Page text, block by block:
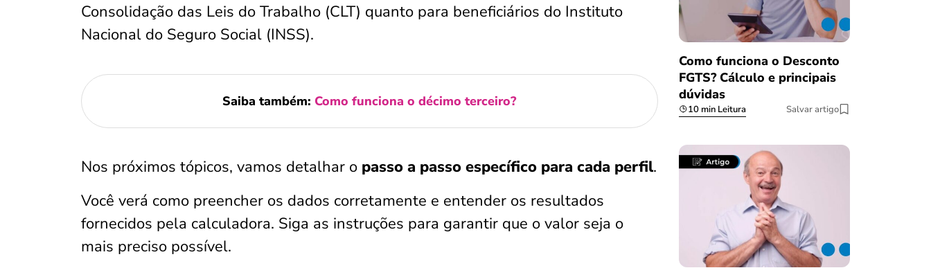
Consolidação das Leis do Trabalho (CLT) quanto para beneficiários do Instituto
Nacional do Seguro Social (INSS).
Saiba também: Como funciona o décimo terceiro?
Nos próximos tópicos, vamos detalhar o passo a passo específico para cada perfil.
Você verá como preencher os dados corretamente e entender os resultados
fornecidos pela calculadora. Siga as instruções para garantir que o valor seja o
mais preciso possível.
Como funciona o Desconto
FGTS? Cálculo e principais
dúvidas
10 min Leitura Salvar artigo